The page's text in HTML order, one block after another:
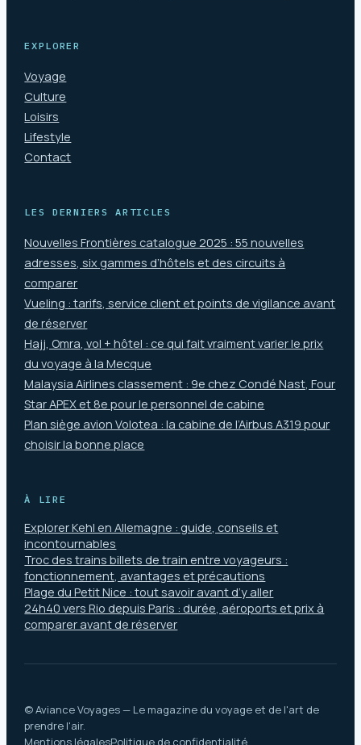
EXPLORER
Voyage
Culture
Loisirs
Lifestyle
Contact
LES DERNIERS ARTICLES
Nouvelles Frontières catalogue 2025 : 55 nouvelles
adresses, six gammes d’hôtels et des circuits à
comparer
Vueling : tarifs, service client et points de vigilance avant
de réserver
Hajj, Omra, vol + hôtel : ce qui fait vraiment varier le prix
du voyage à la Mecque
Malaysia Airlines classement : 9e chez Condé Nast, Four
Star APEX et 8e pour le personnel de cabine
Plan siège avion Volotea : la cabine de l’Airbus A319 pour
choisir la bonne place
À LIRE
Explorer Kehl en Allemagne : guide, conseils et
incontournables
Troc des trains billets de train entre voyageurs :
fonctionnement, avantages et précautions
Plage du Petit Nice : tout savoir avant d’y aller
24h40 vers Rio depuis Paris : durée, aéroports et prix à
comparer avant de réserver
© Aviance Voyages — Le magazine du voyage et de l'art de
prendre l'air.
Mentions légalesPolitique de confidentialité